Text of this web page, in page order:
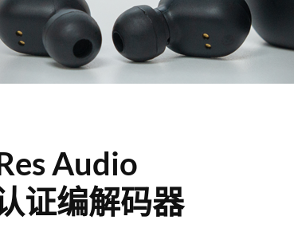
Audio
证编解码器